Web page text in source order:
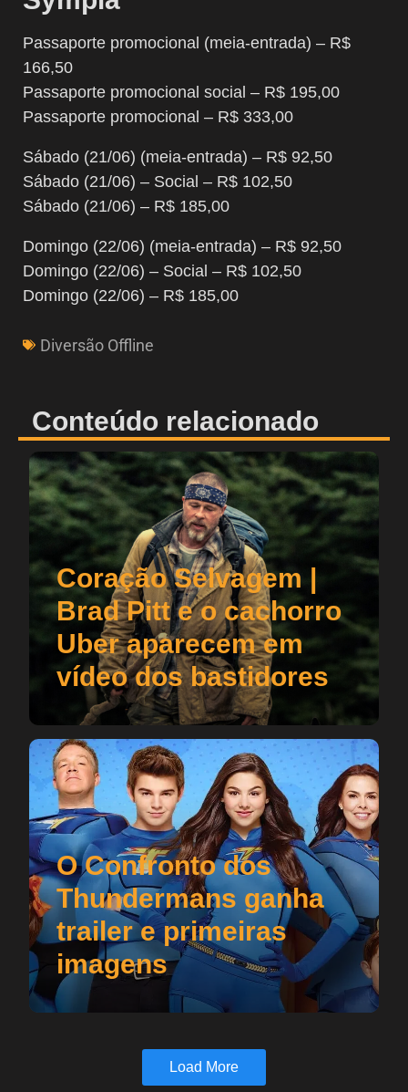
Passaporte promocional (meia-entrada) – R$
166,50
Passaporte promocional social – R$ 195,00
Passaporte promocional – R$ 333,00
Sábado (21/06) (meia-entrada) – R$ 92,50
Sábado (21/06) – Social – R$ 102,50
Sábado (21/06) – R$ 185,00
Domingo (22/06) (meia-entrada) – R$ 92,50
Domingo (22/06) – Social – R$ 102,50
Domingo (22/06) – R$ 185,00
Diversão Offline
Conteúdo relacionado
Coração Selvagem |
Brad Pitt e o cachorro
Uber aparecem em
vídeo dos bastidores
O Confronto dos
Thundermans ganha
trailer e primeiras
imagens
Load More